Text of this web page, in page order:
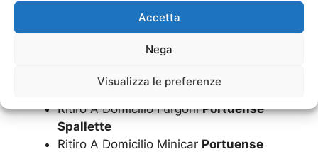
Accetta
Nega
Visualizza le preferenze
Ritiro A Domicilio CamionPortuense
Spallette
Ritiro A Domicilio FurgoniPortuense
Spallette
Ritiro A Domicilio Minicar Portuense